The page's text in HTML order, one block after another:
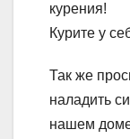
курения!
Курите у
Так же
наладить
нашем